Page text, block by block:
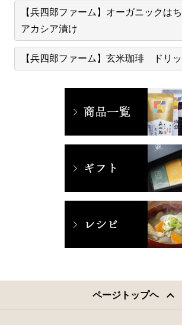
【兵四郎ファーム】オーガニックは
アカシア漬け
【兵四郎ファーム】玄米珈琲 ドリ
ページトップヘ